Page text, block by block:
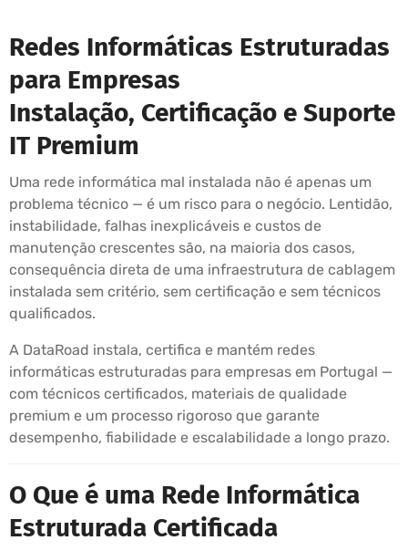
Redes Informáticas Estruturadas
para Empresas
Instalação, Certificação e Suporte
IT Premium
Uma rede informática mal instalada não é apenas um
problema técnico — é um risco para o negócio. Lentidão,
instabilidade, falhas inexplicáveis e custos de
manutenção crescentes são, na maioria dos casos,
consequência direta de uma infraestrutura de cablagem
instalada sem critério, sem certificação e sem técnicos
qualificados.
A DataRoad instala, certifica e mantém redes
informáticas estruturadas para empresas em Portugal —
com técnicos certificados, materiais de qualidade
premium e um processo rigoroso que garante
desempenho, fiabilidade e escalabilidade a longo prazo.
O Que é uma Rede Informática
Estruturada Certificada